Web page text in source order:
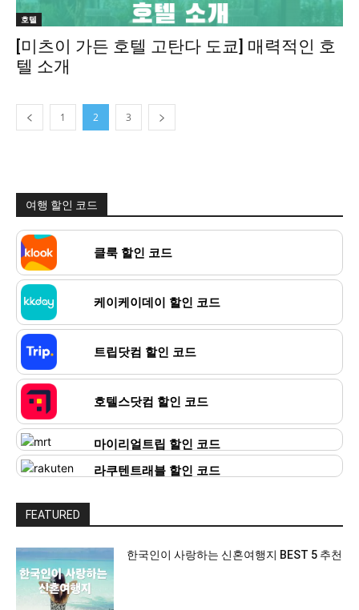
호텔
[미츠이 가든 호텔 고탄다 도쿄] 매력적인 호
텔 소개
1 2 3
여행 할인 코드
클룩 할인 코드
케이케이데이 할인 코드
트립닷컴 할인 코드
호텔스닷컴 할인 코드
마이리얼트립 할인 코드
라쿠텐트래블 할인 코드
FEATURED
한국인이 사랑하는 신혼여행지 BEST 5 추천